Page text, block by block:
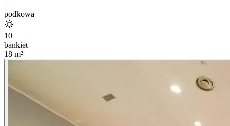
—
podkowa
10
bankiet
18 m²